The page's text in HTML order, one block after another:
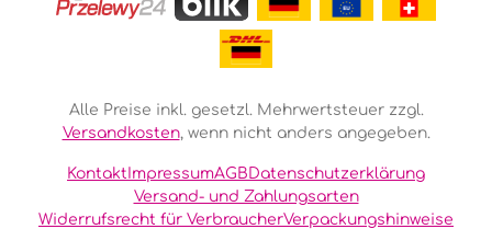
Alle Preise inkl. gesetzl. Mehrwertsteuer zzgl.
Versandkosten, wenn nicht anders angegeben.
KontaktImpressumAGBDatenschutzerklärung
Versand- und Zahlungsarten
Widerrufsrecht für VerbraucherVerpackungshinweise